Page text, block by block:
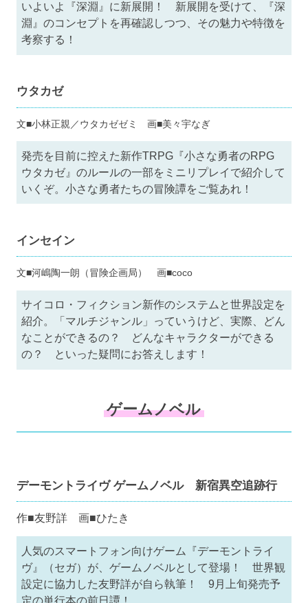
いよいよ『深淵』に新展開！ 新展開を受けて、『深
淵』のコンセプトを再確認しつつ、その魅力や特徴を
考察する！
ウタカゼ
文■小林正親／ウタカゼゼミ 画■美々宇なぎ
発売を目前に控えた新作TRPG『小さな勇者のRPG
ウタカゼ』のルールの一部をミニリプレイで紹介して
いくぞ。小さな勇者たちの冒険譚をご覧あれ！
インセイン
文■河嶋陶一朗（冒険企画局） 画■coco
サイコロ・フィクション新作のシステムと世界設定を
紹介。「マルチジャンル」っていうけど、実際、どん
なことができるの？ どんなキャラクターができる
の？ といった疑問にお答えします！
ゲームノベル
デーモントライヴ ゲームノベル 新宿異空追跡行
作■友野詳 画■ひたき
人気のスマートフォン向けゲーム『デーモントライ
ヴ』（セガ）が、ゲームノベルとして登場！ 世界観
設定に協力した友野詳が自ら執筆！ 9月上旬発売予
定の単行本の前日譚！